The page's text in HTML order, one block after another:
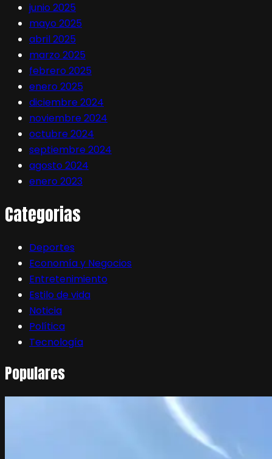
junio 2025
mayo 2025
abril 2025
marzo 2025
febrero 2025
enero 2025
diciembre 2024
noviembre 2024
octubre 2024
septiembre 2024
agosto 2024
enero 2023
Categorias
Deportes
Economía y Negocios
Entretenimiento
Estilo de vida
Noticia
Política
Tecnología
Populares